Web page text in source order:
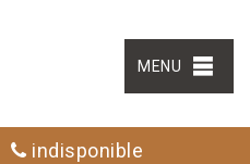
MENU
indisponible